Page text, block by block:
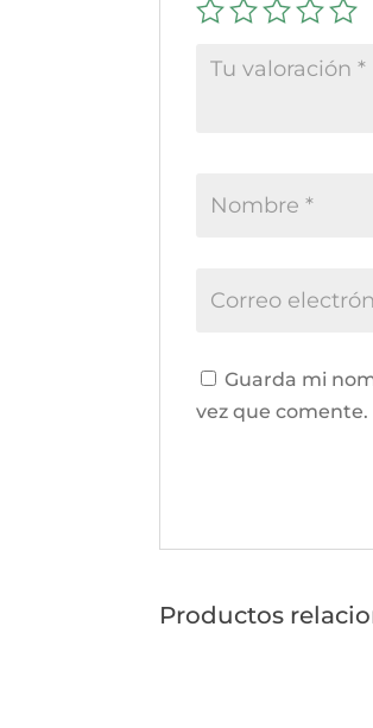
Guarda mi
vez que comente.
Productos